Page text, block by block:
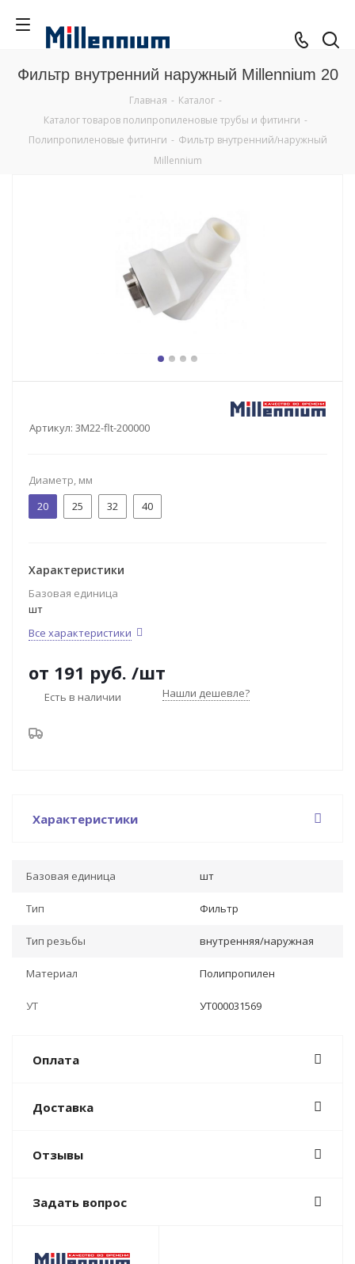
Фильтр внутренний наружный Millennium 20
Главная - Каталог -
Каталог товаров полипропиленовые трубы и фитинги -
Полипропиленовые фитинги - Фильтр внутренний/наружный
Millennium
Артикул: 3M22-flt-200000
Диаметр, мм
20
25 32 40
Характеристики
Базовая единица
шт
Все характеристики
от 191 руб. /шт
Есть в наличии Нашли дешевле?
Характеристики
Базовая единица шт
Тип Фильтр
Тип резьбы внутренняя/наружная
Материал Полипропилен
УТ УТ000031569
Оплата
Доставка
Отзывы
Задать вопрос